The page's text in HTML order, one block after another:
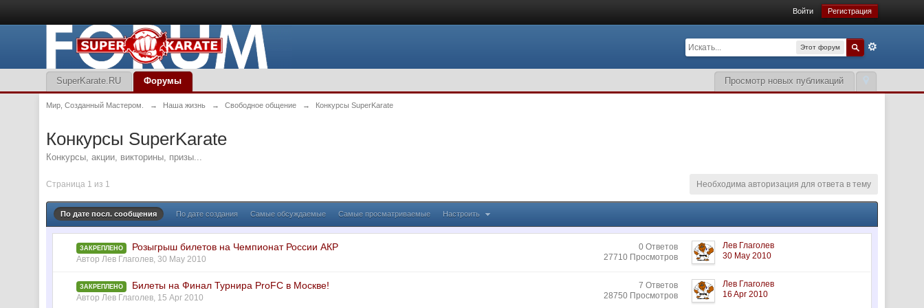
Войти Регистрация
Этот форум
Просмотр новых публикаций
SuperKarate.RU Форумы
Мир, Созданный Мастером. → Наша жизнь → Свободное общение → Конкурсы SuperKarate
Конкурсы SuperKarate
Конкурсы, акции, викторины, призы...
Страница 1 из 1 Необходима авторизация для ответа в тему
По дате посл. сообщения По дате создания Самые обсуждаемые Самые просматриваемые Настроить
ЗАКРЕПЛЕНО Розыгрыш билетов на Чемпионат России АКР
АвторЛев Глаголев,30 May 2010
0 Ответов
27710 Просмотров
Лев Глаголев
30 May 2010
ЗАКРЕПЛЕНО Билеты на Финал Турнира ProFC в Москве!
АвторЛев Глаголев, 15 Apr 2010
7 Ответов
28750 Просмотров
Лев Глаголев
16 Apr 2010